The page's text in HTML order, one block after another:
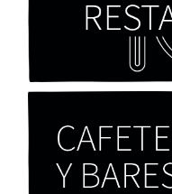
Cocaína
Paloma